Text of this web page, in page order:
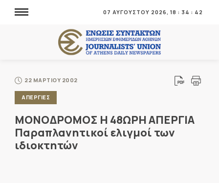
07 ΑΥΓΟΥΣΤΟΥ 2026, 18 : 34 : 42
22 ΜΑΡΤΙΟΥ 2002
ΑΠΕΡΓΙΕΣ
ΜΟΝΟΔΡΟΜΟΣ Η 48ΩΡΗ ΑΠΕΡΓΙΑ
Παραπλανητικοί ελιγμοί των
ιδιοκτητών